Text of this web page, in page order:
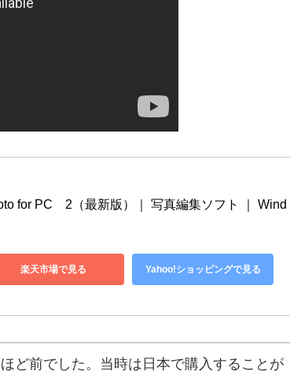
for PC　2（最新版）｜ 写真編集ソフト ｜ Wind
楽天市場で見る Yahoo!ショッピングで見る
ど前でした。当時は日本で購入することが